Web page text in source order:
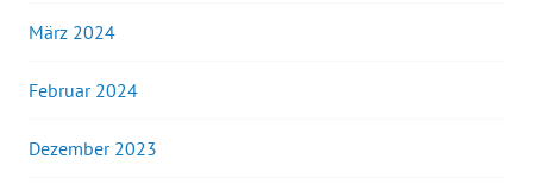
März 2024
Februar 2024
Dezember 2023